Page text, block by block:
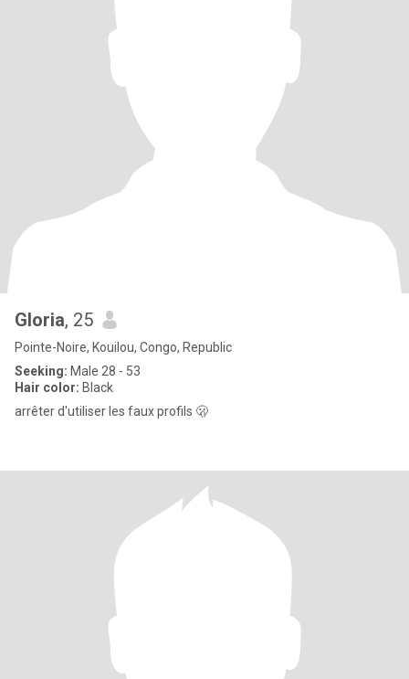
Gloria, 25
Pointe-Noire, Kouilou, Congo, Republic
Seeking: Male 28 - 53
Hair color: Black
arrêter d'utiliser les faux profils 🫢